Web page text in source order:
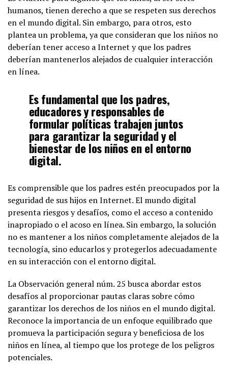
humanos, tienen derecho a que se respeten sus derechos
en el mundo digital. Sin embargo, para otros, esto
plantea un problema, ya que consideran que los niños no
deberían tener acceso a Internet y que los padres
deberían mantenerlos alejados de cualquier interacción
en línea.
Es fundamental que los padres,
educadores y responsables de
formular políticas trabajen juntos
para garantizar la seguridad y el
bienestar de los niños en el entorno
digital.
Es comprensible que los padres estén preocupados por la
seguridad de sus hijos en Internet. El mundo digital
presenta riesgos y desafíos, como el acceso a contenido
inapropiado o el acoso en línea. Sin embargo, la solución
no es mantener a los niños completamente alejados de la
tecnología, sino educarlos y protegerlos adecuadamente
en su interacción con el entorno digital.
La Observación general núm. 25 busca abordar estos
desafíos al proporcionar pautas claras sobre cómo
garantizar los derechos de los niños en el mundo digital.
Reconoce la importancia de un enfoque equilibrado que
promueva la participación segura y beneficiosa de los
niños en línea, al tiempo que los protege de los peligros
potenciales.